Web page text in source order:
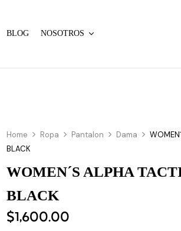
BLOG NOSOTROS
Home Ropa Pantalon Dama
BLACK
WOMEN´S ALPHA
BLACK
$1,600.00